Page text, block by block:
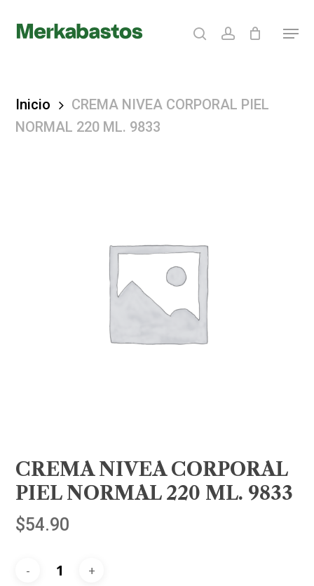
searchaccount Menu
Inicio
CREMA NIVEA CORPORAL PIEL
NORMAL 220 ML. 9833
CREMA NIVEA CORPORAL
PIEL NORMAL 220 ML. 9833
$54.90
Close